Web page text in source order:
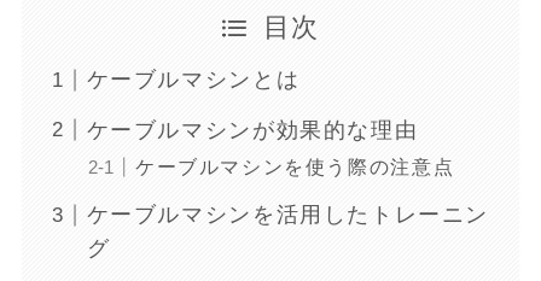
目次
ケーブルマシンとは
ケーブルマシンが効果的な理由
ケーブルマシンを使う際の注意点
ケーブルマシンを活用したトレーニン
グ